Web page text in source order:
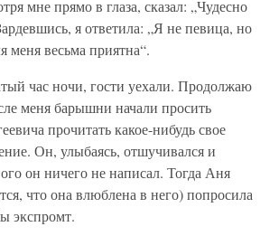
мне прямо в глаза, сказал: „Чудесно
я ответила: „Я не певица, но
меня весьма приятна“.
час ночи, гости уехали. Продолжаю
меня барышни начали просить
прочитать какое-нибудь свое
Он, улыбаясь, отшучивался и
он ничего не написал. Тогда Аня
что она влюблена в него) попросила
экспромт.